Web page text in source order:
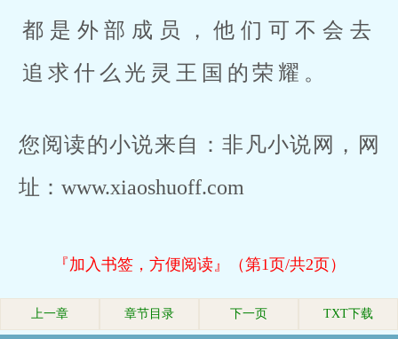
都是外部成员，他们可不会去
追求什么光灵王国的荣耀。
您阅读的小说来自：非凡小说网，网
址：www.xiaoshuoff.com
『加入书签，方便阅读』（第1页/共2页）
上一章 章节目录 下一页 TXT下载